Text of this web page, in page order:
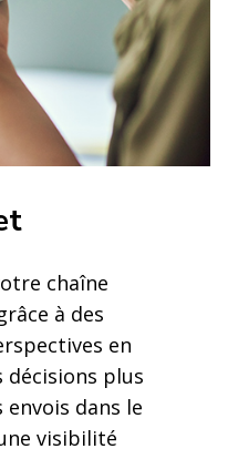
chaîne
à des
en
décisions plus
dans le
visibilité